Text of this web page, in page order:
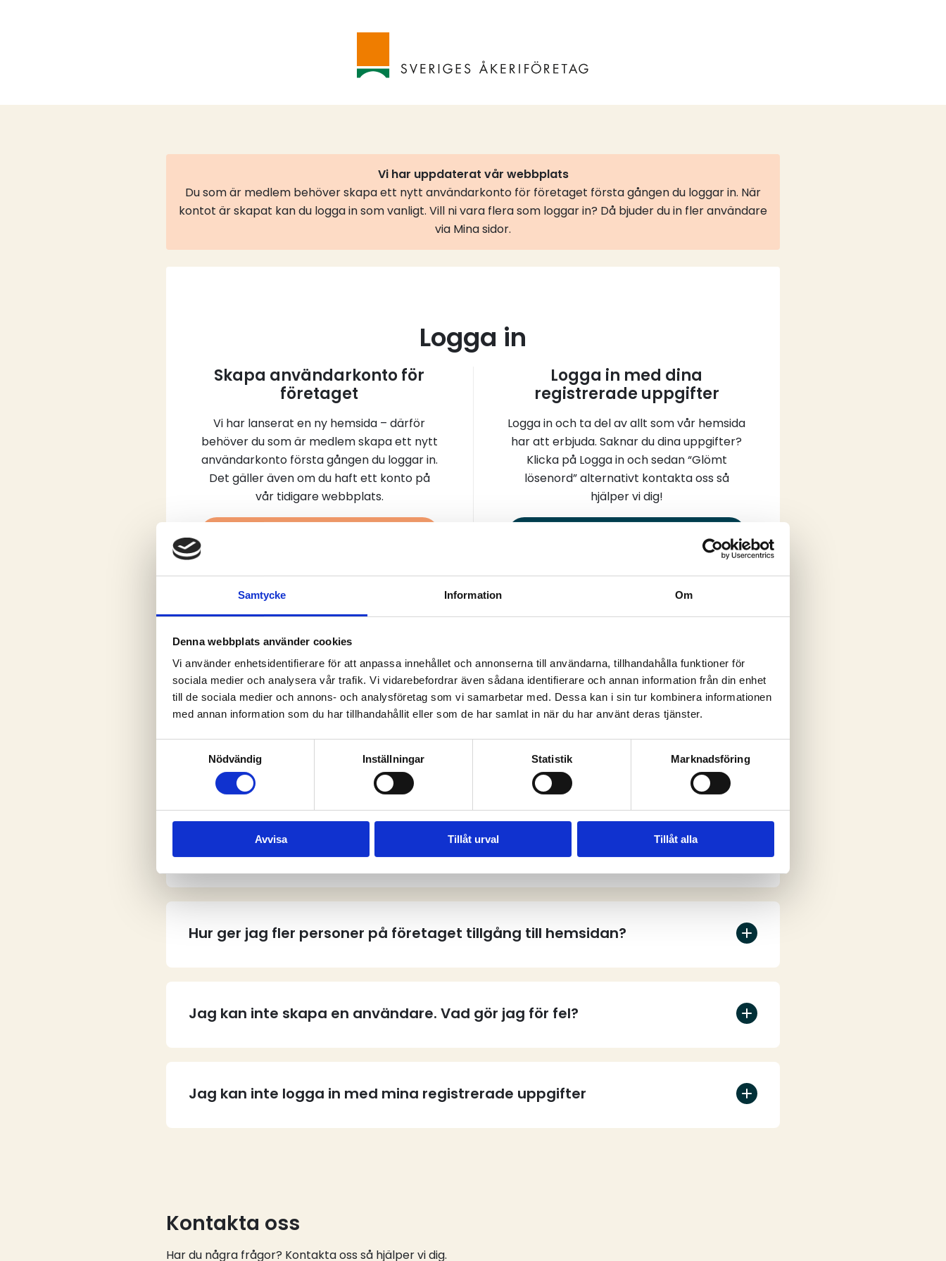
Samtycke Information Om
Denna webbplats använder cookies
Vi använder enhetsidentifierare för att anpassa innehållet och annonserna till användarna, tillhandahålla funktioner för
sociala medier och analysera vår trafik. Vi vidarebefordrar även sådana identifierare och annan information från din enhet
till de sociala medier och annons- och analysföretag som vi samarbetar med. Dessa kan i sin tur kombinera informationen
med annan information som du har tillhandahållit eller som de har samlat in när du har använt deras tjänster.
Nödvändig
Inställningar Statistik Marknadsföring
Avvisa Tillåt urval Tillåt alla
Vi har uppdaterat vår webbplats
Du som är medlem behöver skapa ett nytt användarkonto för företaget första gången du loggar in. När
kontot är skapat kan du logga in som vanligt. Vill ni vara flera som loggar in? Då bjuder du in fler användare
via Mina sidor.
Logga in
Skapa användarkonto för
företaget
Vi har lanserat en ny hemsida – därför
behöver du som är medlem skapa ett nytt
användarkonto första gången du loggar in.
Det gäller även om du haft ett konto på
vår tidigare webbplats.
Logga in med dina
registrerade uppgifter
Logga in och ta del av allt som vår hemsida
har att erbjuda. Saknar du dina uppgifter?
Klicka på Logga in och sedan “Glömt
lösenord” alternativt kontakta oss så
hjälper vi dig!
Vanliga frågor och svar
Vem kan skapa ett användarkonto på hemsidan?
Hur skapar jag ett användarkonto?
Hur ger jag fler personer på företaget tillgång till hemsidan?
Jag kan inte skapa en användare. Vad gör jag för fel?
Jag kan inte logga in med mina registrerade uppgifter
Kontakta oss
Har du några frågor? Kontakta oss så hjälper vi dig.